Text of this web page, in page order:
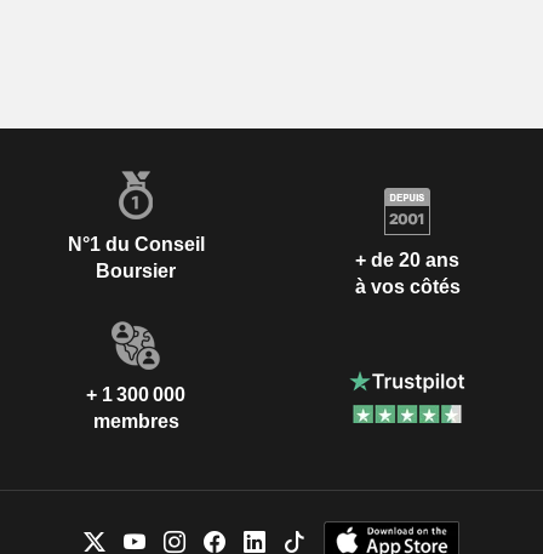
N°1 du Conseil
Boursier
+ de 20 ans
à vos côtés
+ 1 300 000
membres